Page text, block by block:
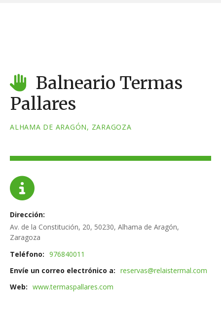
Balneario Termas
Pallares
ALHAMA DE ARAGÓN, ZARAGOZA
Dirección
Av. de la Constitución, 20, 50230, Alhama de Aragón,
Zaragoza
Teléfono
976840011
Envíe un correo electrónico a
reservas@relaistermal.com
Web
www.termaspallares.com